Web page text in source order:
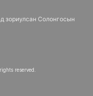
зориулсан Солонгосын
reserved.